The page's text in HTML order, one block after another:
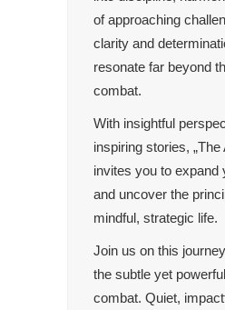
of approaching
clarity and
resonate far beyond
combat.
With insightful
inspiring stories, „The
invites you to expand
and uncover the
mindful, strategic life.
Join us on this
the subtle yet
combat. Quiet,